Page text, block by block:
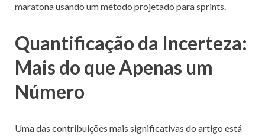
maratona usando um método projetado para sprints.
Quantificação da Incerteza:
Mais do que Apenas um
Número
Uma das contribuições mais significativas do artigo está